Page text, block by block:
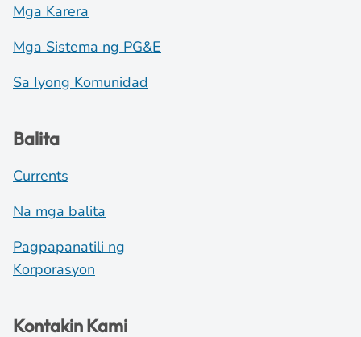
Mga Karera
Mga Sistema ng PG&E
Sa Iyong Komunidad
Balita
Currents
Na mga balita
Pagpapanatili ng
Korporasyon
Kontakin Kami